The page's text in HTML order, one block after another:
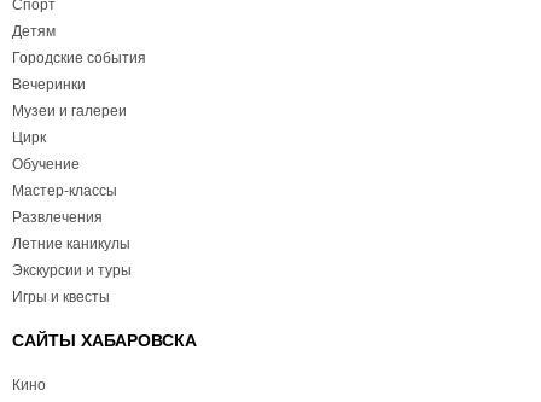
Спорт
Детям
Городские события
Вечеринки
Музеи и галереи
Цирк
Обучение
Мастер-классы
Развлечения
Летние каникулы
Экскурсии и туры
Игры и квесты
САЙТЫ ХАБАРОВСКА
Кино